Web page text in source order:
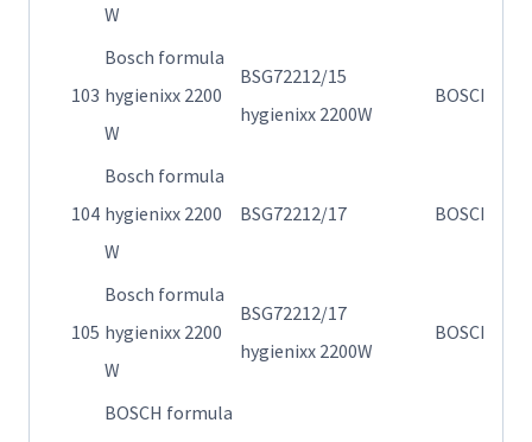
W
103
Bosch formula
hygienixx 2200
W
BSG72212/15
hygienixx 2200W
BOSCH
104
Bosch formula
hygienixx 2200
W
BSG72212/17 BOSCH
105
Bosch formula
hygienixx 2200
W
BSG72212/17
hygienixx 2200W
BOSCH
BOSCH formula